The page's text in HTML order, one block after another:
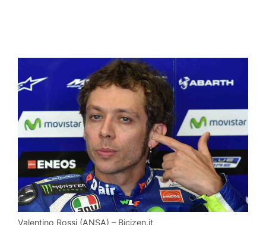
Valentino Rossi (ANSA) – Bicizen.it